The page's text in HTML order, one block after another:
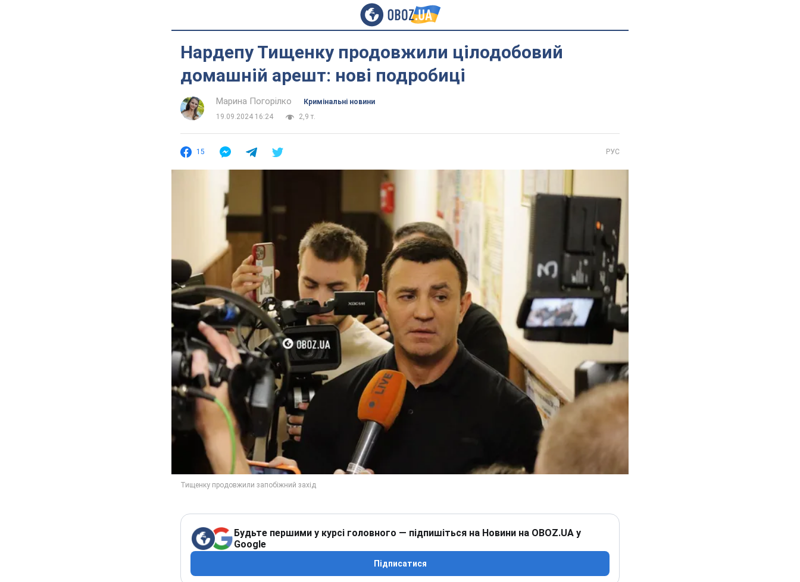
Нардепу Тищенку продовжили цілодобовий
домашній арешт: нові подробиці
Марина Погорілко
Кримінальні новини
19.09.2024 16:24
2,9 т.
15 РУС
Будьте першими у курсі головного — підпишіться на Новини на OBOZ.UA у
Google
Підписатися